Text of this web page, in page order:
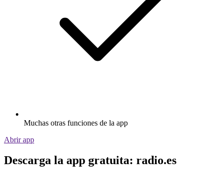
Muchas otras funciones de la app
Abrir app
Descarga la app gratuita: radio.es